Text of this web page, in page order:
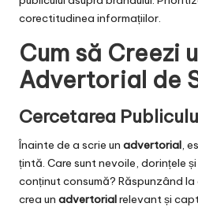
corectitudinea informațiilor.
Cum să Creezi
Advertorial de
Cercetarea
Înainte de a scrie un advertorial,
țintă. Care sunt nevoile, dorințele
conținut consumă? Răspunzând
crea un advertorialrelevant și